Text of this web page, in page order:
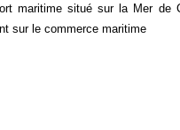
maritime situé sur la Mer de
sur le commerce maritime